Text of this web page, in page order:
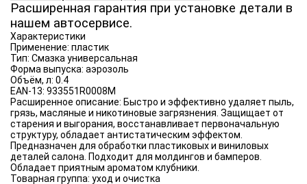
Расширенная гарантия при установке детали в
нашем автосервисе.
Характеристики
Применение: пластик
Тип: Смазка универсальная
Форма выпуска: аэрозоль
Объём, л: 0.4
EAN-13: 933551R0008M
Расширенное описание: Быстро и эффективно удаляет пыль,
грязь, масляные и никотиновые загрязнения. Защищает от
старения и выгорания, восстанавливает первоначальную
структуру, обладает антистатическим эффектом.
Предназначен для обработки пластиковых и виниловых
деталей салона. Подходит для молдингов и бамперов.
Обладает приятным ароматом клубники.
Товарная группа: уход и очистка